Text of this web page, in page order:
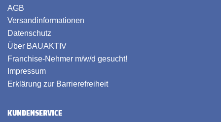
AGB
Versandinformationen
Datenschutz
Über BAUAKTIV
Franchise-Nehmer m/w/d gesucht!
Impressum
Erklärung zur Barrierefreiheit
KUNDENSERVICE